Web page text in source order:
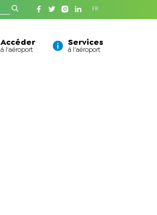
FR
Accéder
à l'aéroport
Services
à l'aéroport